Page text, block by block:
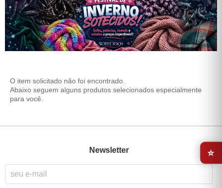
O item solicitado não foi encontrado.
Abaixo seguem alguns produtos selecionados especialmente
para você.
Newsletter
⭐